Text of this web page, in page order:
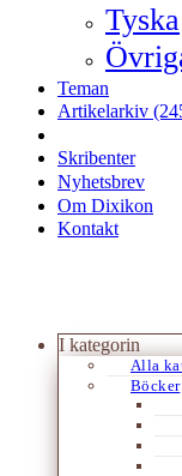
Tyska
Teman
Artikelarkiv
Skribenter
Nyhetsbrev
Om Dixikon
Kontakt
I kategorin
Alla
Böcker